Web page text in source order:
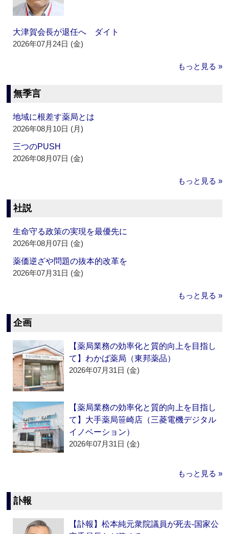
大津賀会長が退任へ ダイト
2026年07月24日 (金)
もっと見る »
無季言
地域に根差す薬局とは
2026年08月10日 (月)
三つのPUSH
2026年08月07日 (金)
もっと見る »
社説
生命守る政策の実現を最優先に
2026年08月07日 (金)
薬価逆ざや問題の抜本的改革を
2026年07月31日 (金)
もっと見る »
企画
【薬局業務の効率化と質的向上を目指し
て】わかば薬局（東邦薬品）
2026年07月31日 (金)
【薬局業務の効率化と質的向上を目指し
て】大手薬局笹崎店（三菱電機デジタル
イノベーション）
2026年07月31日 (金)
もっと見る »
訃報
【訃報】松本純元衆院議員が死去‐国家公